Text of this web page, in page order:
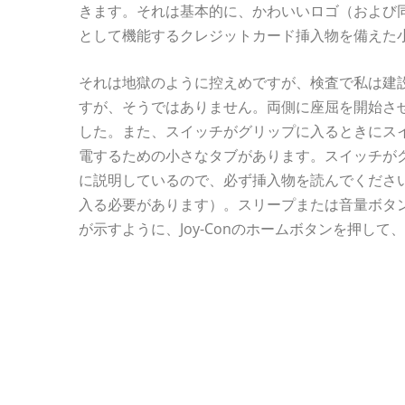
きます。それは基本的に、かわいいロゴ（およ
として機能するクレジットカード挿入物を備え
それは地獄のように控えめですが、検査で私は
すが、そうではありません。両側に座屈を開始
した。また、スイッチがグリップに入るときに
電するための小さなタブがあります。スイッチ
に説明しているので、必ず挿入物を読んでくだ
入る必要があります）。スリープまたは音量ボ
が示すように、Joy-Conのホームボタンを押して